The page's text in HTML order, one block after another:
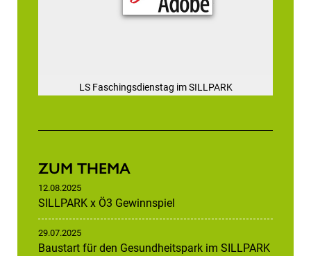
LS Faschingsdienstag im SILLPARK
ZUM THEMA
12.08.2025
SILLPARK x Ö3 Gewinnspiel
29.07.2025
Baustart für den Gesundheitspark im SILLPARK